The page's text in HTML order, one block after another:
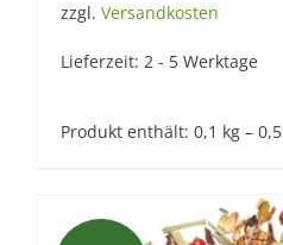
zzgl. Versandkosten
Lieferzeit: 2 - 5 Werktage
Produkt enthält: 0,1 kg– 0,5